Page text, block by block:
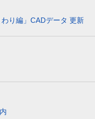
わり編」CADデータ 更新